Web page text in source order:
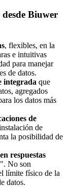
desde Biuwer
, flexibles, en la
e intuitivas
para manejar
de datos.
integrada que
agregados
los datos más
de
de
la posibilidad de
respuestas
No son
límite físico de la
datos.